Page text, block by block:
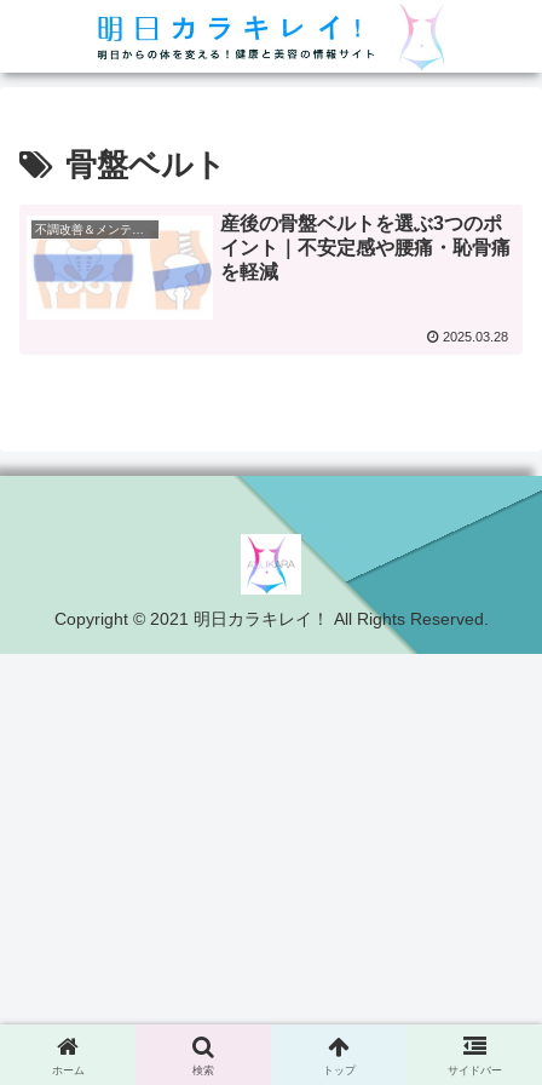
骨盤ベルト
産後の骨盤ベルトを選ぶ3つのポ
イント｜不安定感や腰痛・恥骨痛
を軽減
2025.03.28
Copyright © 2021 明日カラキレイ！ All Rights Reserved.
ホーム 検索 トップ サイドバー